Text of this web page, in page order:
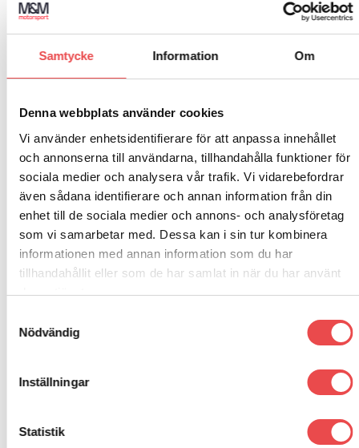
Samtycke Information Om
Denna webbplats använder cookies
Vi använder enhetsidentifierare för att anpassa innehållet
och annonserna till användarna, tillhandahålla funktioner för
sociala medier och analysera vår trafik. Vi vidarebefordrar
även sådana identifierare och annan information från din
enhet till de sociala medier och annons- och analysföretag
som vi samarbetar med. Dessa kan i sin tur kombinera
informationen med annan information som du har
tillhandahållit eller som de har samlat in när du har använt
deras tjänster.
Nödvändig
Inställningar
Statistik
Dimension: 8×18″, ET=23, Bultmönster=5×114.3,
Centrumhål=67.1
4-6 veckor. Fråga oss gärna om aktuell status.
RELATERADE PRODUKTER
Add to
Galant
Add to